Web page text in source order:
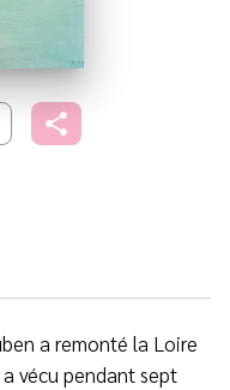
a remonté la Loire
vécu pendant sept